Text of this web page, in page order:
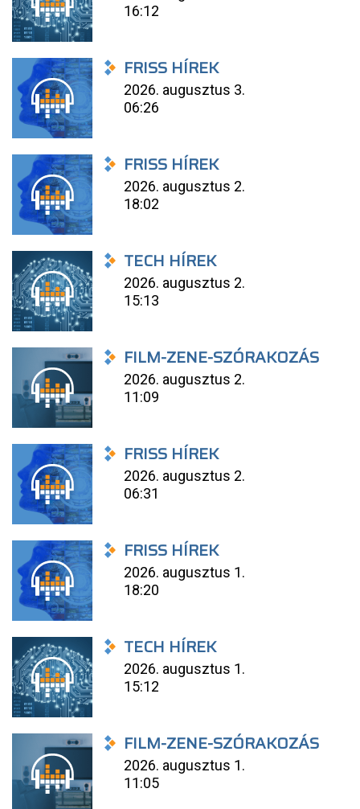
16:12
FRISS HÍREK
2026. augusztus 3.
06:26
FRISS HÍREK
2026. augusztus 2.
18:02
TECH HÍREK
2026. augusztus 2.
15:13
FILM-ZENE-SZÓRAKOZÁS
2026. augusztus 2.
11:09
FRISS HÍREK
2026. augusztus 2.
06:31
FRISS HÍREK
2026. augusztus 1.
18:20
TECH HÍREK
2026. augusztus 1.
15:12
FILM-ZENE-SZÓRAKOZÁS
2026. augusztus 1.
11:05